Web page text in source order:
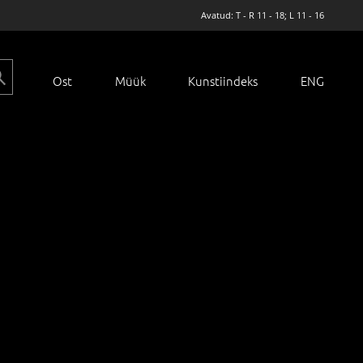
Avatud: T - R 11 - 18; L 11 - 16
Ost Müük Kunstiindeks ENG